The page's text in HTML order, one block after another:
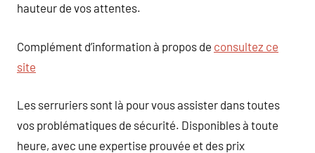
hauteur de vos attentes.
Complément d’information à propos de consultez ce
site
Les serruriers sont là pour vous assister dans toutes
vos problématiques de sécurité. Disponibles à toute
heure, avec une expertise prouvée et des prix